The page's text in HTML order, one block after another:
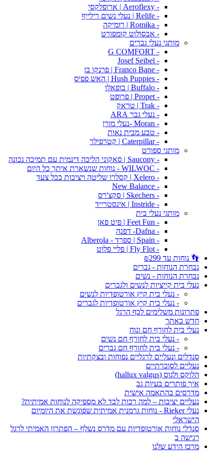
- Aeroflexy | ארופלקסי
- Relife | נעלי נשים רילייף
- Romika | רומיקה
- אבסולוט קומפורט
מותגי נעלי גברים
- G COMFORT
- Josef Seibel
- Franco Bane | פרנקו בן
- Hush Puppies | האש פפיס
- Buffalo | בופאלו
- Propet | פרופט
- Trak | טראק
- נעלי גבר ARA
- Moran -נעלי מורן
- טבע מבית נאות
- Caterpillar | קטרפילר
מותגי ספורט
- Saucony | סאקוני הליכה דינמית עם תמיכה נכונה
- WILWOC - נוחות שנשארת איתך כל היום
- Xelero | קסלרו שליטה ויציבות בכל צעד
- New Balance
- Skechers | סקצ'רס
- Instride | אינסטרייד
מותגי נעלי בית
- Feet Fun | פיט פאן
- Dafna- דפנה
- Spain | ספרד - Alberola
- Fly Flot | פליי פלוט
👣 נוחות עד ₪299
נבחרת הנוחות - גברים
נבחרת הנוחות - נשים
נעלי בית קייציות לנשים ולגברים
- נעלי בית קיץ אורטופדיות לנשים
- נעלי בית קיץ אורטופדיות לגברים
פתרונות משלימים לכף הרגל
חדש באתר
נעלי בית לחורף חם ונוח
- נעלי בית לחורף חם נשים
- נעלי בית לחורף חם גברים
סנדלים ונעליים לרגליים נפוחות ובצקתיות
נעליים לסוכרתיים
הלוקס ולגוס (hallux valgus)
איך פותרים בעיות גב
מדרסים בהתאמה אישית
נעליים יציבות – למה רכות לבד לא מספיקה לנוחות אמיתית?
נעלי Rieker - נוחות גרמנית אמיתית שפוגשת את היומיום
הישראלי
סנדלי נוחות אורטופדיות עם מדרס נשלף – הפתרון האמיתי לרגל
רגישה ב
מרכז הידע שלנו